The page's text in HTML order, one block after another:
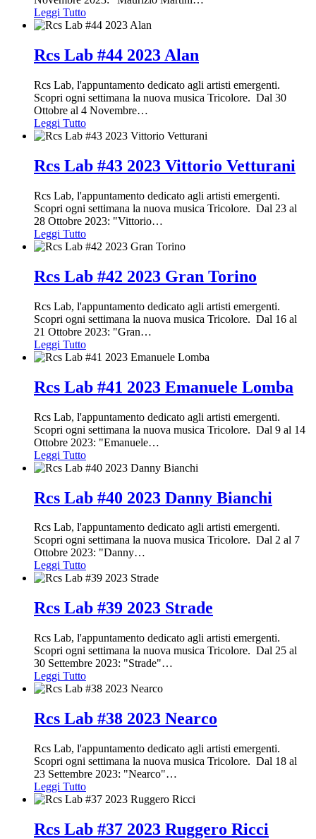
Leggi Tutto
Rcs Lab #44 2023 Alan
Rcs Lab, l'appuntamento dedicato agli artisti emergenti.
Scopri ogni settimana la nuova musica Tricolore. Dal 30
Ottobre al 4 Novembre…
Leggi Tutto
Rcs Lab #43 2023 Vittorio Vetturani
Rcs Lab, l'appuntamento dedicato agli artisti emergenti.
Scopri ogni settimana la nuova musica Tricolore. Dal 23 al
28 Ottobre 2023: "Vittorio…
Leggi Tutto
Rcs Lab #42 2023 Gran Torino
Rcs Lab, l'appuntamento dedicato agli artisti emergenti.
Scopri ogni settimana la nuova musica Tricolore. Dal 16 al
21 Ottobre 2023: "Gran…
Leggi Tutto
Rcs Lab #41 2023 Emanuele Lomba
Rcs Lab, l'appuntamento dedicato agli artisti emergenti.
Scopri ogni settimana la nuova musica Tricolore. Dal 9 al 14
Ottobre 2023: "Emanuele…
Leggi Tutto
Rcs Lab #40 2023 Danny Bianchi
Rcs Lab, l'appuntamento dedicato agli artisti emergenti.
Scopri ogni settimana la nuova musica Tricolore. Dal 2 al 7
Ottobre 2023: "Danny…
Leggi Tutto
Rcs Lab #39 2023 Strade
Rcs Lab, l'appuntamento dedicato agli artisti emergenti.
Scopri ogni settimana la nuova musica Tricolore. Dal 25 al
30 Settembre 2023: "Strade"…
Leggi Tutto
Rcs Lab #38 2023 Nearco
Rcs Lab, l'appuntamento dedicato agli artisti emergenti.
Scopri ogni settimana la nuova musica Tricolore. Dal 18 al
23 Settembre 2023: "Nearco"…
Leggi Tutto
Rcs Lab #37 2023 Ruggero Ricci